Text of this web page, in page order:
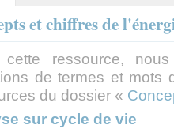
actif)
et chiffres de
cette ressource,
de termes et mots
du dossier «
sur cycle de vie